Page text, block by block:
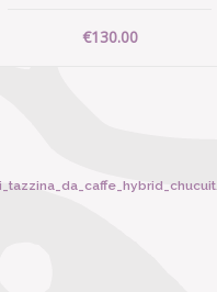
€130.00
5615